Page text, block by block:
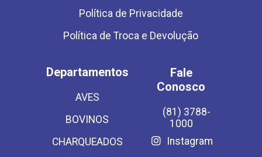
Política de Privacidade
Política de Troca e Devolução
Departamentos
AVES
BOVINOS
CHARQUEADOS
Fale
Conosco
(81) 3788-
1000
Instagram